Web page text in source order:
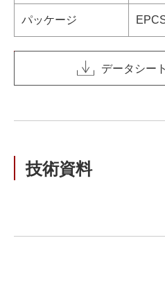
パッケージ
データシー
技術資料